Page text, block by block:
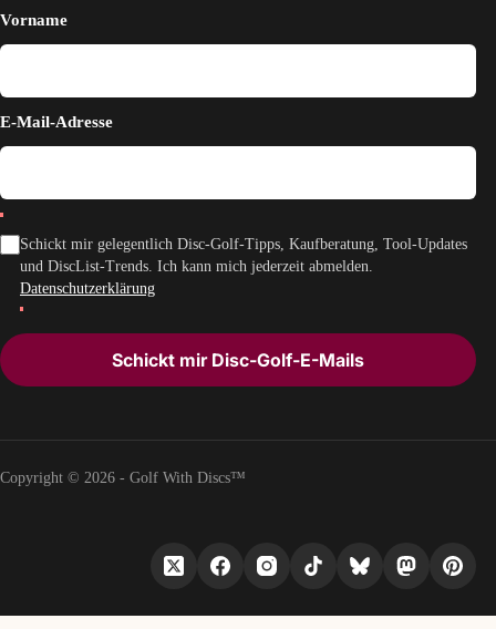
Vorname
E-Mail-Adresse
Schickt mir gelegentlich Disc-Golf-Tipps, Kaufberatung, Tool-Updates
und DiscList-Trends. Ich kann mich jederzeit abmelden.
Datenschutzerklärung
Schickt mir Disc-Golf-E-Mails
Copyright © 2026 - Golf With Discs™